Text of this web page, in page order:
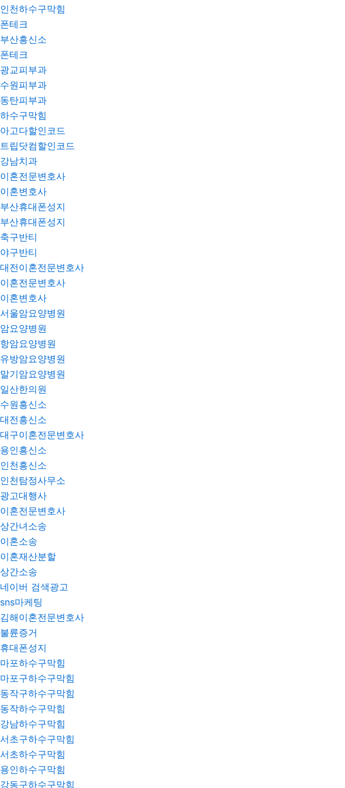
인천하수구막힘
폰테크
부산흥신소
폰테크
광교피부과
수원피부과
동탄피부과
하수구막힘
아고다할인코드
트립닷컴할인코드
강남치과
이혼전문변호사
이혼변호사
부산휴대폰성지
부산휴대폰성지
축구반티
야구반티
대전이혼전문변호사
이혼전문변호사
이혼변호사
서울암요양병원
암요양병원
항암요양병원
유방암요양병원
말기암요양병원
일산한의원
수원흥신소
대전흥신소
대구이혼전문변호사
용인흥신소
인천흥신소
인천탐정사무소
광고대행사
이혼전문변호사
상간녀소송
이혼소송
이혼재산분할
상간소송
네이버 검색광고
sns마케팅
김해이혼전문변호사
불륜증거
휴대폰성지
마포하수구막힘
마포구하수구막힘
동작구하수구막힘
동작하수구막힘
강남하수구막힘
서초구하수구막힘
서초하수구막힘
용인하수구막힘
강동구하수구막힘